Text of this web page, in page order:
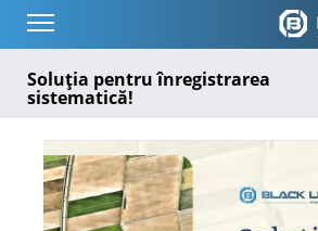
Soluția pentru înregistrarea
sistematică!